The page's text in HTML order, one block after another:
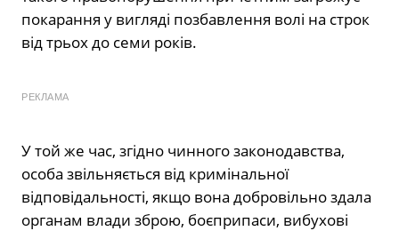
покарання у вигляді позбавлення волі на строк
від трьох до семи років.
РЕКЛАМА
У той же час, згідно чинного законодавства,
особа звільняється від кримінальної
відповідальності, якщо вона добровільно здала
органам влади зброю, боєприпаси, вибухові